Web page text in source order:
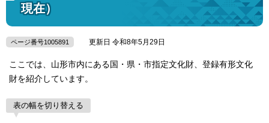
現在）
ページ番号1005891 更新日 令和8年5月29日
ここでは、山形市内にある国・県・市指定文化財、登録有形文化
財を紹介しています。
表の幅を切り替える